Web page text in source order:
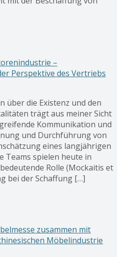
–
Perspektive des Vertriebs
über die Existenz und den
trägt aus meiner Sicht
Kommunikation und
und Durchführung von
eines langjährigen
Teams spielen heute in
Rolle (Mockaitis et
bei der Schaffung […]
zusammen mit
Möbelindustrie